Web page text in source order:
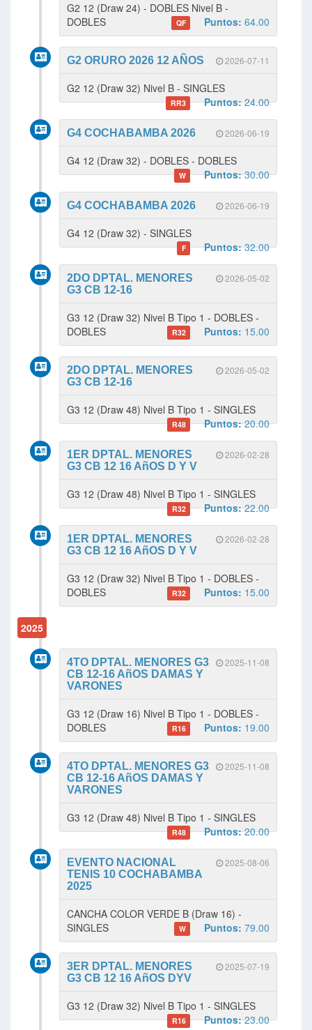
G2 12 (Draw 24) - DOBLES Nivel B -
DOBLES
QF Puntos: 64.00
2026-07-11
G2 ORURO 2026 12 AÑOS
G2 12 (Draw 32) Nivel B - SINGLES
RR3 Puntos:24.00
2026-06-19
G4 COCHABAMBA 2026
G4 12 (Draw 32) - DOBLES - DOBLES
W Puntos:30.00
2026-06-19
G4 COCHABAMBA 2026
G4 12 (Draw 32) - SINGLES
F Puntos:32.00
2026-05-02
2DO DPTAL. MENORES
G3 CB 12-16
G3 12 (Draw 32) Nivel B Tipo 1 - DOBLES -
DOBLES
R32 Puntos: 15.00
2026-05-02
2DO DPTAL. MENORES
G3 CB 12-16
G3 12 (Draw 48) Nivel B Tipo 1 - SINGLES
R48 Puntos:20.00
2026-02-28
1ER DPTAL. MENORES
G3 CB 12 16 AñOS D Y V
G3 12 (Draw 48) Nivel B Tipo 1 - SINGLES
R32 Puntos:22.00
2026-02-28
1ER DPTAL. MENORES
G3 CB 12 16 AñOS D Y V
G3 12 (Draw 32) Nivel B Tipo 1 - DOBLES -
DOBLES
R32 Puntos: 15.00
2025
2025-11-08
4TO DPTAL. MENORES G3
CB 12-16 AñOS DAMAS Y
VARONES
G3 12 (Draw 16) Nivel B Tipo 1 - DOBLES -
DOBLES
R16 Puntos: 19.00
2025-11-08
4TO DPTAL. MENORES G3
CB 12-16 AñOS DAMAS Y
VARONES
G3 12 (Draw 48) Nivel B Tipo 1 - SINGLES
R48 Puntos:20.00
2025-08-06
EVENTO NACIONAL
TENIS 10 COCHABAMBA
2025
CANCHA COLOR VERDE B (Draw 16) -
SINGLES
W Puntos: 79.00
2025-07-19
3ER DPTAL. MENORES
G3 CB 12 16 AñOS DYV
G3 12 (Draw 32) Nivel B Tipo 1 - SINGLES
R16 Puntos:23.00